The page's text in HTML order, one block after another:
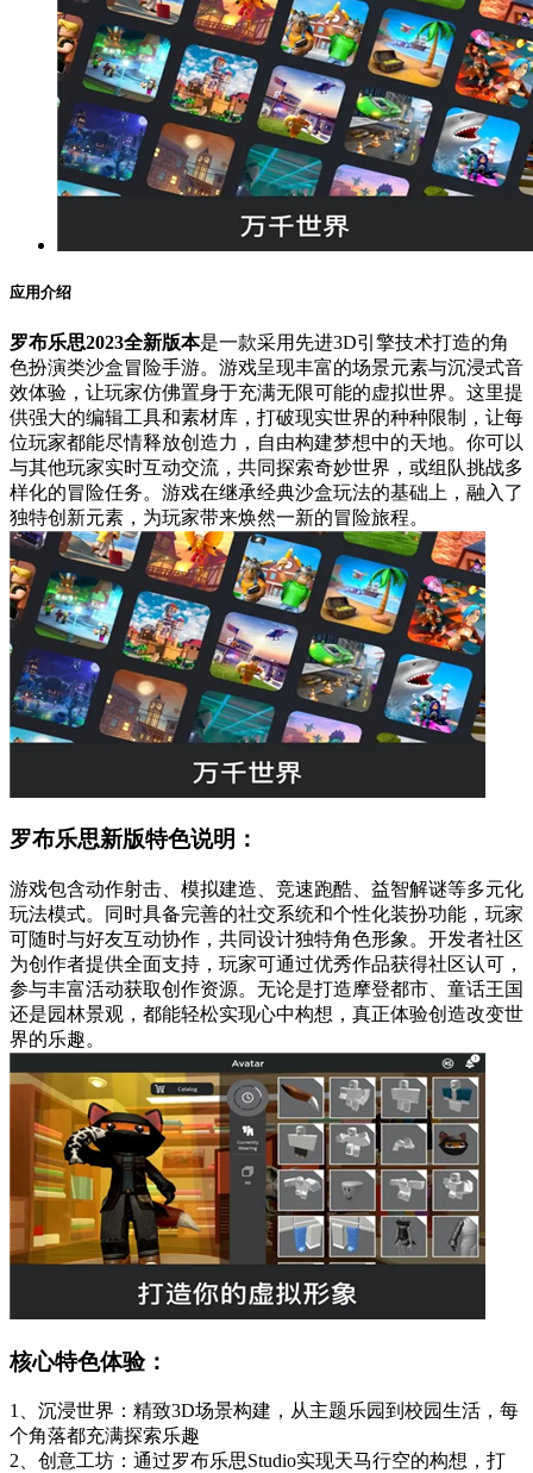
应用介绍
罗布乐思2023全新版本是一款采用先进3D引擎技术打造的角
色扮演类沙盒冒险手游。游戏呈现丰富的场景元素与沉浸式音
效体验，让玩家仿佛置身于充满无限可能的虚拟世界。这里提
供强大的编辑工具和素材库，打破现实世界的种种限制，让每
位玩家都能尽情释放创造力，自由构建梦想中的天地。你可以
与其他玩家实时互动交流，共同探索奇妙世界，或组队挑战多
样化的冒险任务。游戏在继承经典沙盒玩法的基础上，融入了
独特创新元素，为玩家带来焕然一新的冒险旅程。
罗布乐思新版特色说明：
游戏包含动作射击、模拟建造、竞速跑酷、益智解谜等多元化
玩法模式。同时具备完善的社交系统和个性化装扮功能，玩家
可随时与好友互动协作，共同设计独特角色形象。开发者社区
为创作者提供全面支持，玩家可通过优秀作品获得社区认可，
参与丰富活动获取创作资源。无论是打造摩登都市、童话王国
还是园林景观，都能轻松实现心中构想，真正体验创造改变世
界的乐趣。
核心特色体验：
1、沉浸世界：精致3D场景构建，从主题乐园到校园生活，每
个角落都充满探索乐趣
2、创意工坊：通过罗布乐思Studio实现天马行空的构想，打